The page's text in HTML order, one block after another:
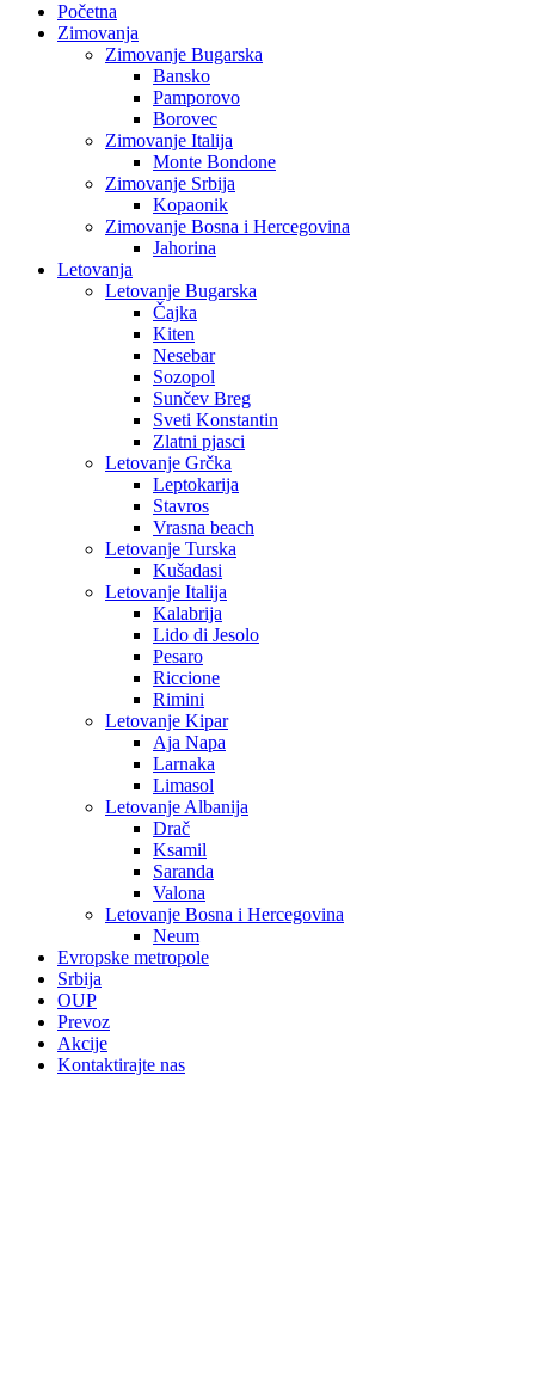
Početna
Zimovanja
Zimovanje Bugarska
Bansko
Pamporovo
Borovec
Zimovanje Italija
Monte Bondone
Zimovanje Srbija
Kopaonik
Zimovanje Bosna i Hercegovina
Jahorina
Letovanja
Letovanje Bugarska
Čajka
Kiten
Nesebar
Sozopol
Sunčev Breg
Sveti Konstantin
Zlatni pjasci
Letovanje Grčka
Leptokarija
Stavros
Vrasna beach
Letovanje Turska
Kušadasi
Letovanje Italija
Kalabrija
Lido di Jesolo
Pesaro
Riccione
Rimini
Letovanje Kipar
Aja Napa
Larnaka
Limasol
Letovanje Albanija
Drač
Ksamil
Saranda
Valona
Letovanje Bosna i Hercegovina
Neum
Evropske metropole
Srbija
OUP
Prevoz
Akcije
Kontaktirajte nas